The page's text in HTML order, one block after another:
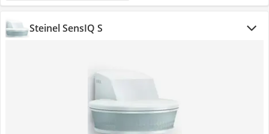
Steinel SensIQ S